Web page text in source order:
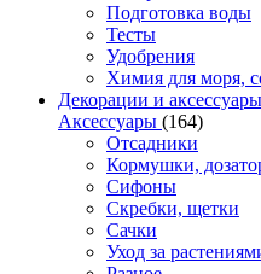
Подготовка воды
Тесты
Удобрения
Химия для моря,
Декорации и аксессуары
Аксессуары (164)
Отсадники
Кормушки,
Сифоны
Скребки, щетки
Сачки
Уход за